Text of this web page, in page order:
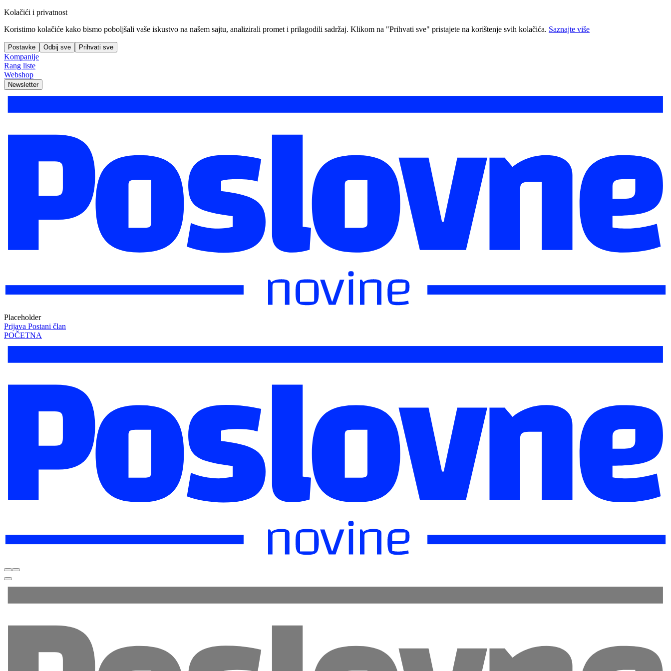
Kolačići i privatnost
Koristimo kolačiće kako bismo poboljšali vaše iskustvo na našem sajtu, analizirali promet i prilagodili sadržaj. Klikom na "Prihvati sve" pristajete na korištenje svih kolačića. Saznajte više
Postavke Odbij sve Prihvati sve
Kompanije
Rang liste
Webshop
Newsletter
Placeholder
Prijava Postani član
POČETNA